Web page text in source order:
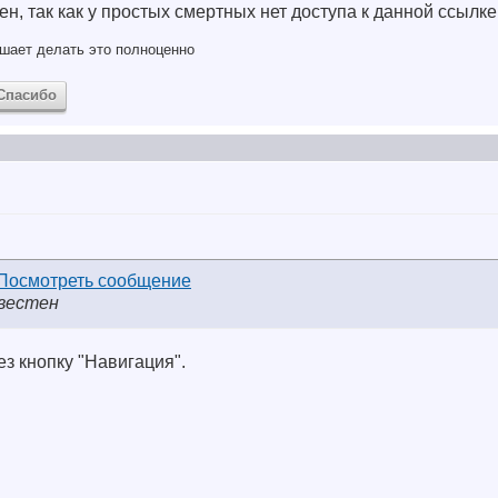
так как у простых смертных нет доступа к данной ссылке
делать это полноценно
кнопку "Навигация".